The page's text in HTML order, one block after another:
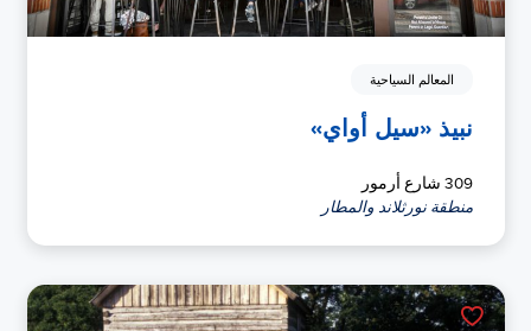
المعالم السياحية
نبيذ «سيل أواي»
309 شارع أرمور
منطقة نورثلاند والمطار